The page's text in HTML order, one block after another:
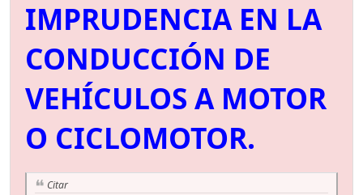
IMPRUDENCIA EN LA
CONDUCCIÓN DE
VEHÍCULOS A MOTOR
O CICLOMOTOR.
Citar